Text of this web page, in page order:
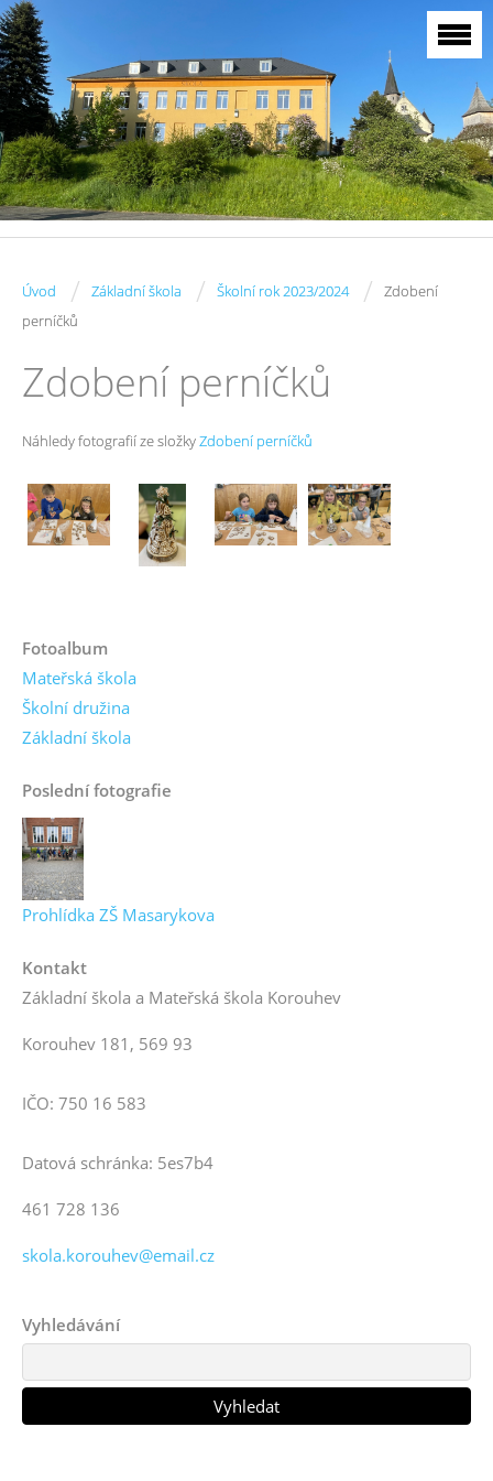
Úvod / Základní škola / Školní rok 2023/2024 /
Zdobení
perníčků
Zdobení perníčků
Náhledy fotografií ze složkyZdobení perníčků
Fotoalbum
Mateřská škola
Školní družina
Základní škola
Poslední fotografie
Prohlídka ZŠ Masarykova
Kontakt
Základní škola a Mateřská škola Korouhev
Korouhev 181, 569 93
IČO: 750 16 583
Datová schránka: 5es7b4
461 728 136
skola.korouhev@email.cz
Vyhledávání